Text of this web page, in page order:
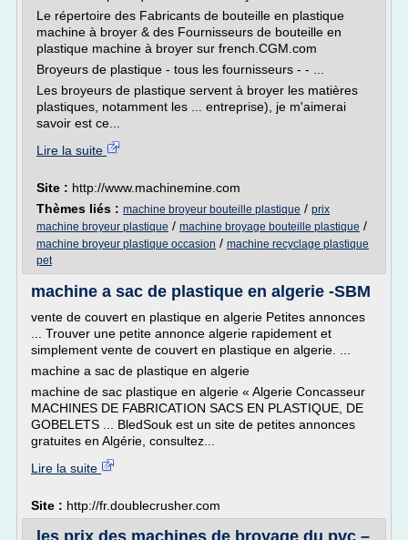
Le répertoire des Fabricants de bouteille en plastique
machine à broyer & des Fournisseurs de bouteille en
plastique machine à broyer sur french.CGM.com
Broyeurs de plastique - tous les fournisseurs - - ...
Les broyeurs de plastique servent à broyer les matières
plastiques, notamment les ... entreprise), je m'aimerai
savoir est ce...
Lire la suite
Site : http://www.machinemine.com
Thèmes liés : machine broyeur bouteille plastique / prix
machine broyeur plastique / machine broyage bouteille plastique /
machine broyeur plastique occasion / machine recyclage plastique
pet
machine a sac de plastique en algerie -SBM
vente de couvert en plastique en algerie Petites annonces
... Trouver une petite annonce algerie rapidement et
simplement vente de couvert en plastique en algerie. ...
machine a sac de plastique en algerie
machine de sac plastique en algerie « Algerie Concasseur
MACHINES DE FABRICATION SACS EN PLASTIQUE, DE
GOBELETS ... BledSouk est un site de petites annonces
gratuites en Algérie, consultez...
Lire la suite
Site : http://fr.doublecrusher.com
les prix des machines de broyage du pvc –